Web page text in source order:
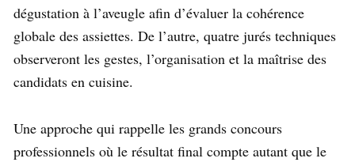
dégustation à l’aveugle afin d’évaluer la cohérence
globale des assiettes. De l’autre, quatre jurés techniques
observeront les gestes, l’organisation et la maîtrise des
candidats en cuisine.
Une approche qui rappelle les grands concours
professionnels où le résultat final compte autant que le